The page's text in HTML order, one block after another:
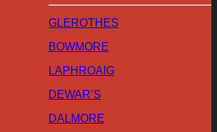
GLEROTHES
BOWMORE
LAPHROAIG
DEWAR’S
DALMORE